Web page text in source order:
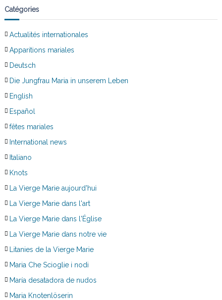
Catégories
Actualités internationales
Apparitions mariales
Deutsch
Die Jungfrau Maria in unserem Leben
English
Español
fêtes mariales
International news
Italiano
Knots
La Vierge Marie aujourd'hui
La Vierge Marie dans l'art
La Vierge Marie dans l'Église
La Vierge Marie dans notre vie
Litanies de la Vierge Marie
Maria Che Scioglie i nodi
María desatadora de nudos
Maria Knotenlöserin